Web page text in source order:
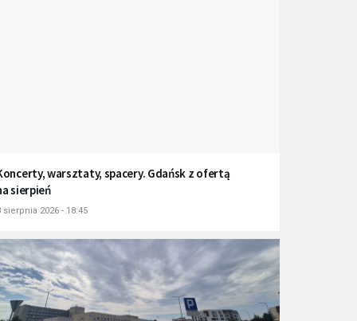
warsztaty, spacery. Gdańsk z ofertą
sierpień
sierpnia 2026 - 18:45